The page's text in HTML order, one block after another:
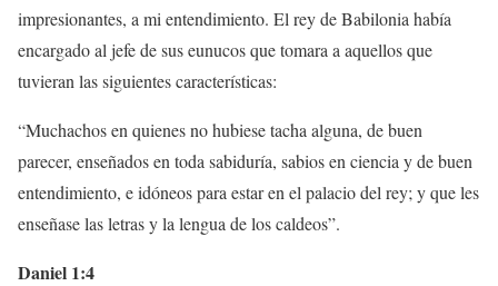
impresionantes, a mi entendimiento. El rey de Babilonia había
encargado al jefe de sus eunucos que tomara a aquellos que
tuvieran las siguientes características:
“Muchachos en quienes no hubiese tacha alguna, de buen
parecer, enseñados en toda sabiduría, sabios en ciencia y de buen
entendimiento, e idóneos para estar en el palacio del rey; y que les
enseñase las letras y la lengua de los caldeos”.
Daniel 1:4